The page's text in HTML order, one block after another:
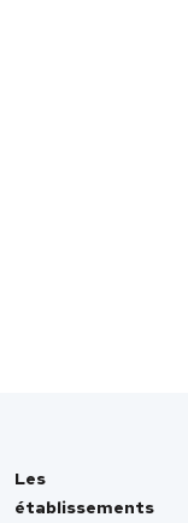
Les
établissements